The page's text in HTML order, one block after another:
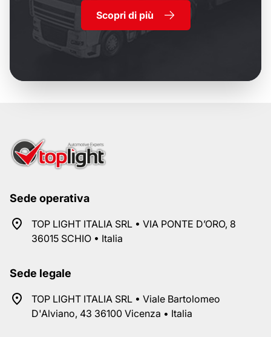
Scopri di più
Sede operativa
TOP LIGHT ITALIA SRL • VIA PONTE D’ORO, 8
36015 SCHIO • Italia
Sede legale
TOP LIGHT ITALIA SRL • Viale Bartolomeo
D'Alviano, 43 36100 Vicenza • Italia